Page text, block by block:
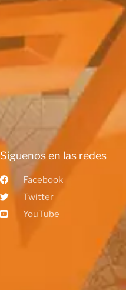
Siguenos en las redes
Facebook
Twitter
YouTube